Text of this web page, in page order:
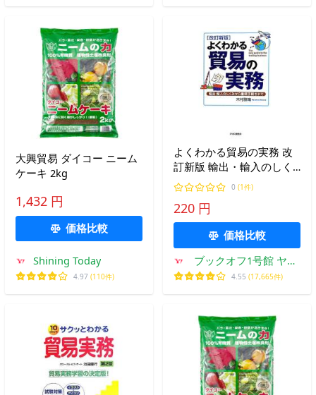
大興貿易 ダイコー ニーム
ケーキ 2kg
1,432 円
価格比較
Shining Today
4.97 (110件)
よくわかる貿易の実務 改
訂新版 輸出・輸入のしく
みから書類手続きまで/木
村雅晴【著】
0 (1件)
220 円
価格比較
ブックオフ1号館 ヤフ
ーショッピング店
4.55 (17,665件)